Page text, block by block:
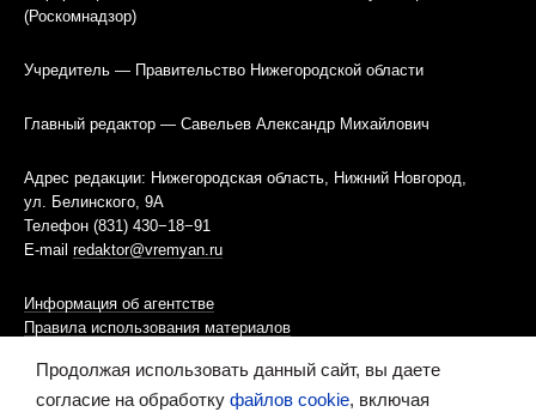
(Роскомнадзор)
Учредитель — Правительство Нижегородской области
Главный редактор — Савельев Александр Михайлович
Адрес редакции: Нижегородская область, Нижний Новгород,
ул. Белинского, 9А
Телефон (831) 430−18−91
E-mail redaktor@vremyan.ru
Информация об агентстве
Правила использования материалов
Информационная политика использования «cookies»-файлов
Продолжая использовать данный сайт, вы даете
согласие на обработку файлов cookie, включая